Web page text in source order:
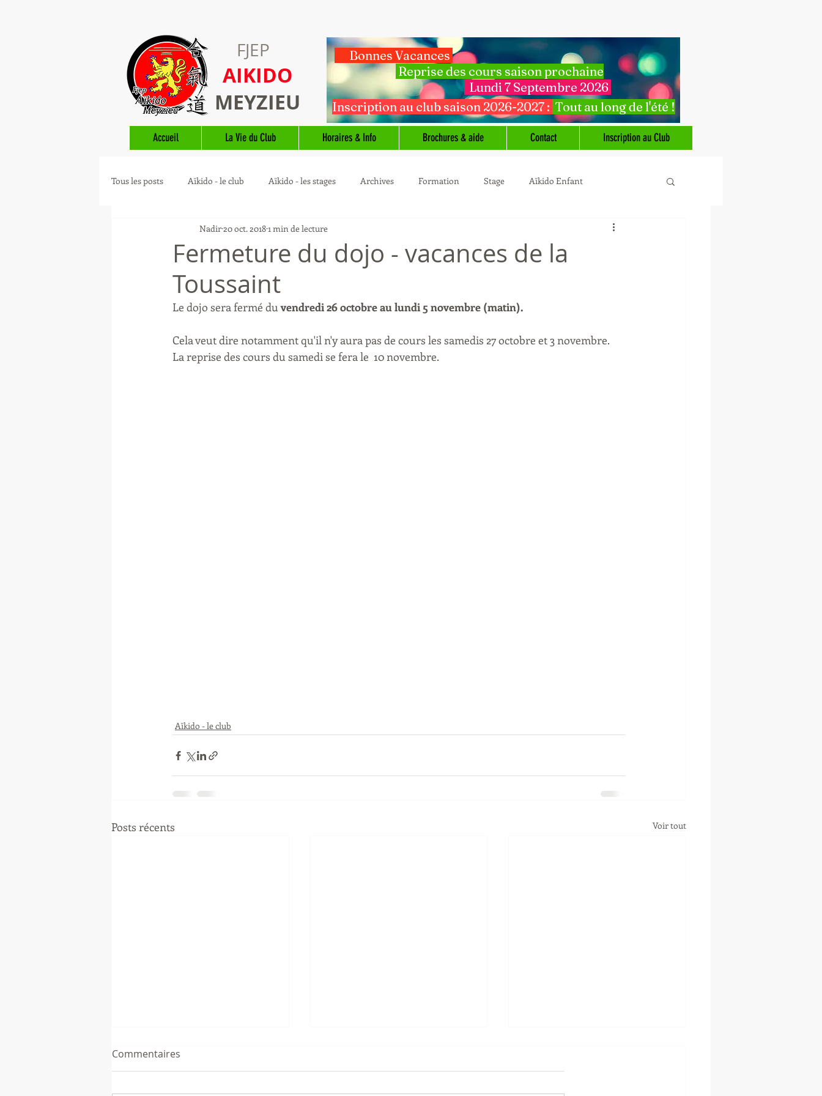
FJEP
AIKIDO
MEYZIEU
Bonnes Vacances
Reprise des cours saison prochaine
Lundi 7 Septembre 2026
Inscription au club saison 2026-2027 : Tout au long de l'été !
Accueil La Vie du Club Horaires & Info Brochures & aide Contact Inscription au Club
Tous les posts Aïkido - le club Aïkido - les stages Archives Formation Stage Aïkido Enfant
Fermeture du dojo - vacances de la
Toussaint
Nadir 20 oct. 20181 min de lecture
Le dojo sera fermé du vendredi 26 octobre au lundi 5 novembre (matin).
Cela veut dire notamment qu'il n'y aura pas de cours les samedis 27 octobre et 3 novembre.
La reprise des cours du samedi se fera le  10 novembre.
Aïkido - le club
Posts récents Voir tout
Commentaires